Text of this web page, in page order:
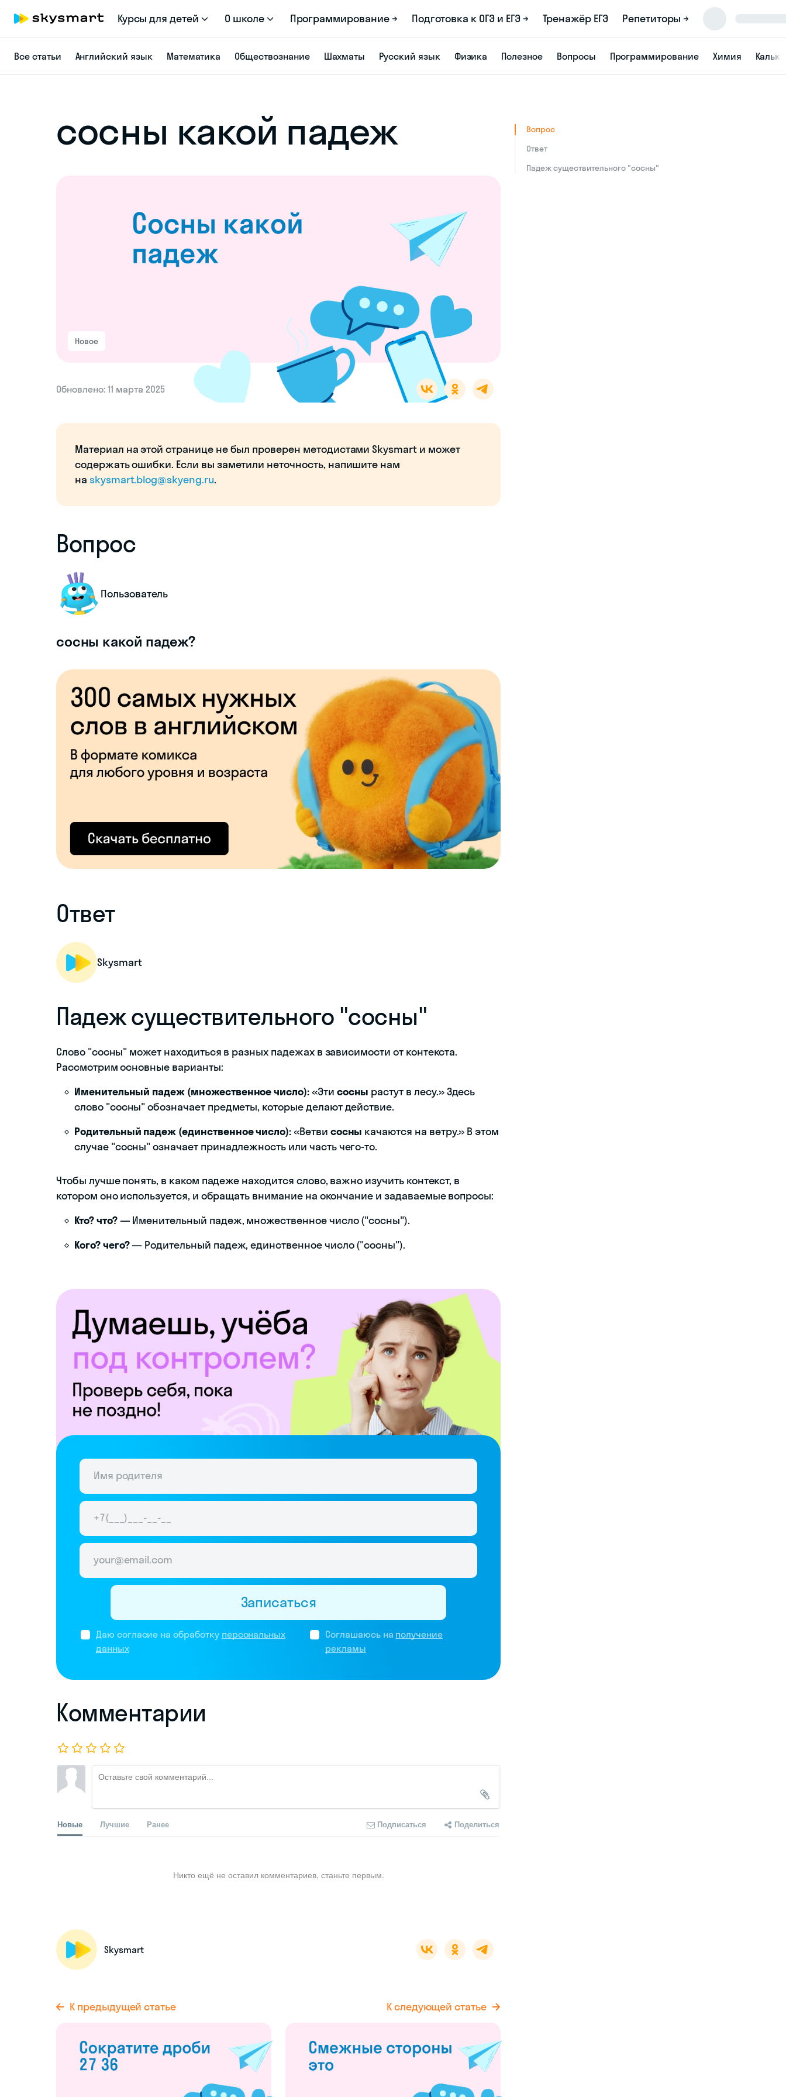
Курсы для детей О школе Программирование → Подготовка к ОГЭ и ЕГЭ → Тренажёр ЕГЭ Репетиторы →
Все статьи Английский язык Математика Обществознание Шахматы Русский язык Физика Полезное Вопросы Программирование Химия
сосны какой падеж
Новое
Обновлено: 11 марта 2025
Материал на этой странице не был проверен методистами Skysmart и может
содержать ошибки. Если вы заметили неточность, напишите нам
на skysmart.blog@skyeng.ru.
Вопрос
Пользователь
сосны какой падеж?
Ответ
Skysmart
Падеж существительного "сосны"
Слово "сосны" может находиться в разных падежах в зависимости от контекста.
Рассмотрим основные варианты:
Именительный падеж (множественное число):«Эти сосны растут в лесу.» Здесь
слово "сосны" обозначает предметы, которые делают действие.
Родительный падеж (единственное число):«Ветви сосны качаются на ветру.» В этом
случае "сосны" означает принадлежность или часть чего-то.
Чтобы лучше понять, в каком падеже находится слово, важно изучить контекст, в
котором оно используется, и обращать внимание на окончание и задаваемые вопросы:
Кто? что?— Именительный падеж, множественное число ("сосны").
Кого? чего?— Родительный падеж, единственное число ("сосны").
Даю согласие на обработку персональных
данных
Соглашаюсь на получение
рекламы
Записаться
Комментарии
Новые Лучшие Ранее Подписаться Поделиться
Никто ещё не оставил комментариев, станьте первым.
Skysmart
К предыдущей статье К следующей статье
Вопрос
Ответ
Падеж существительного "сосны"